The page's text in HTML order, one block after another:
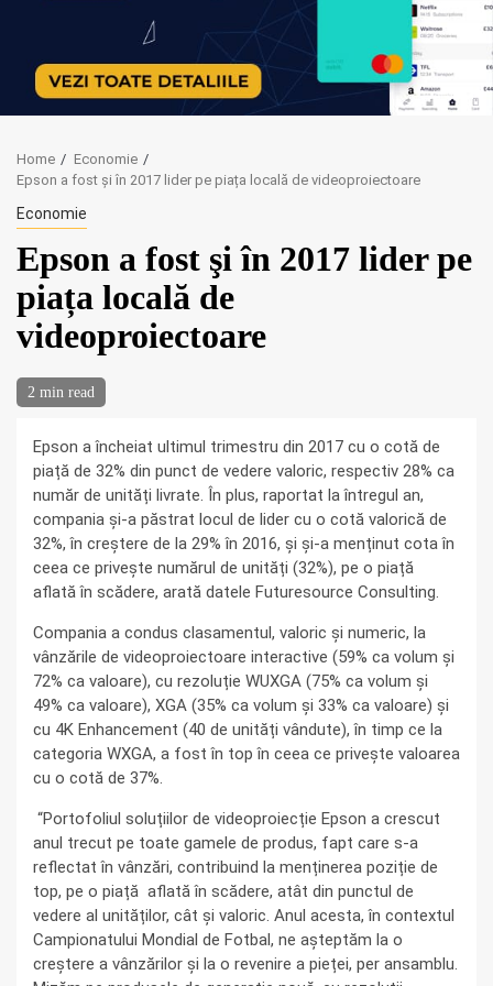
Home
Economie
Epson a fost şi în 2017 lider pe piața locală de videoproiectoare
Economie
Epson a fost şi în 2017 lider pe
piața locală de
videoproiectoare
2 min read
Epson a încheiat ultimul trimestru din 2017 cu o cotă de
piață de 32% din punct de vedere valoric, respectiv 28% ca
număr de unități livrate. În plus, raportat la întregul an,
compania și-a păstrat locul de lider cu o cotă valorică de
32%, în creștere de la 29% în 2016, și și-a menținut cota în
ceea ce privește numărul de unități (32%), pe o piață
aflată în scădere, arată datele Futuresource Consulting.
Compania a condus clasamentul, valoric și numeric, la
vânzările de videoproiectoare interactive (59% ca volum și
72% ca valoare), cu rezoluție WUXGA (75% ca volum și
49% ca valoare), XGA (35% ca volum și 33% ca valoare) și
cu 4K Enhancement (40 de unități vândute), în timp ce la
categoria WXGA, a fost în top în ceea ce privește valoarea
cu o cotă de 37%.
“Portofoliul soluțiilor de videoproiecție Epson a crescut
anul trecut pe toate gamele de produs, fapt care s-a
reflectat în vânzări, contribuind la menținerea poziție de
top, pe o piață aflată în scădere, atât din punctul de
vedere al unităților, cât și valoric. Anul acesta, în contextul
Campionatului Mondial de Fotbal, ne așteptăm la o
creștere a vânzărilor și la o revenire a pieței, per ansamblu.